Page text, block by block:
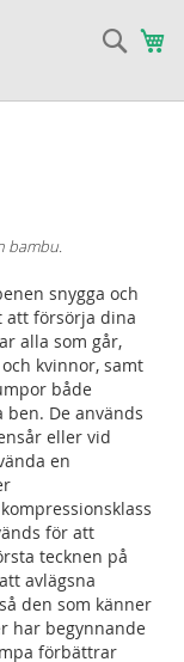
Sök
bambu.
snygga och
att försörja dina
alla som går,
kvinnor, samt
både
De används
eller vid
en
för att
tecknen på
avlägsna
den som känner
har begynnande
förbättrar